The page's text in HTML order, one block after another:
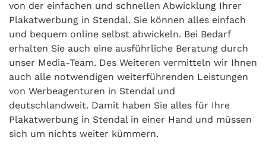
von der einfachen und schnellen Abwicklung Ihrer
Plakatwerbung in Stendal. Sie können alles einfach
und bequem online selbst abwickeln. Bei Bedarf
erhalten Sie auch eine ausführliche Beratung durch
unser Media-Team. Des Weiteren vermitteln wir Ihnen
auch alle notwendigen weiterführenden Leistungen
von Werbeagenturen in Stendal und
deutschlandweit. Damit haben Sie alles für Ihre
Plakatwerbung in Stendal in einer Hand und müssen
sich um nichts weiter kümmern.